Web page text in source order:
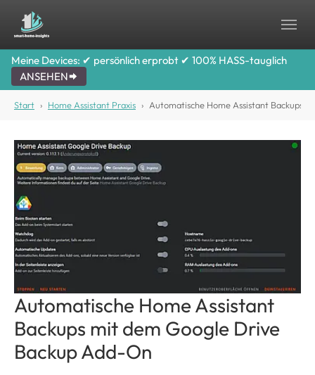
Skip to main content
Skip to page footer
Meine Devices: ✔ persönlich erprobt ✔ 100% HASS-tauglich
ANSEHEN
You are here:
Start Home Assistant Praxis Automatische Home Assistant Backups
Show larger version for:
Automatische Home Assistant
Backups mit dem Google Drive
Backup Add-On